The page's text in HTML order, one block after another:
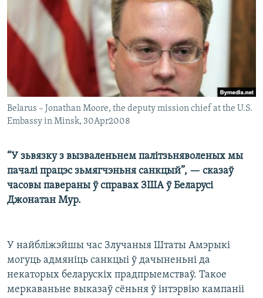
КУЛЬТУРА
КАЛЯНДАР
МОВА
НА ХВАЛЯХ СВАБОДЫ
Belarus – Jonathan Moore, the deputy mission chief at the U.S.
Embassy in Minsk, 30Apr2008
“У зьвязку з вызваленьнем палітзьняволеных мы
пачалі працэс зьмягчэньня санкцый”, — сказаў
часовы павераны ў справах ЗША ў Беларусі
Джонатан Мур.
У найбліжэйшы час Злучаныя Штаты Амэрыкі
могуць адмяніць санкцыі ў дачыненьні да
некаторых беларускіх прадпрыемстваў. Такое
меркаваньне выказаў сёньня ў інтэрвію кампаніі